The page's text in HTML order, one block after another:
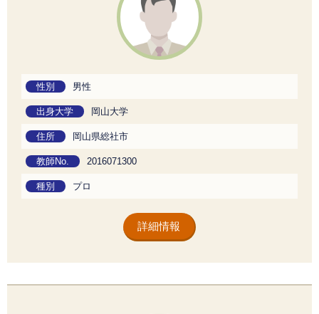
性別 男性
出身大学 岡山大学
住所 岡山県総社市
教師No. 2016071300
種別 プロ
詳細情報